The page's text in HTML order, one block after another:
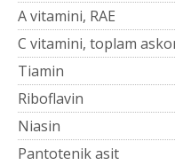
A vitamini, RAE
C vitamini, toplam
Tiamin
Riboflavin
Niasin
Pantotenik asit